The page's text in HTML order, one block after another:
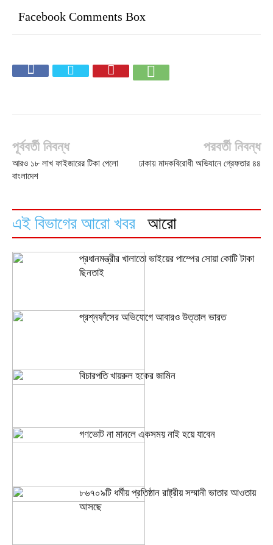
Facebook Comments Box
পূর্ববর্তী নিবন্ধ
আরও ১৮ লাখ ফাইজারের টিকা পেলো
বাংলাদেশ
পরবর্তী নিবন্ধ
ঢাকায় মাদকবিরোধী অভিযানে গ্রেফতার ৪৪
এই বিভাগের আরো খবর আরো
প্রধানমন্ত্রীর খালাতো ভাইয়ের পাম্পের সোয়া কোটি টাকা
ছিনতাই
প্রশ্নফাঁসের অভিযোগে আবারও উত্তাল ভারত
বিচারপতি খায়রুল হকের জামিন
গণভোট না মানলে একসময় নাই হয়ে যাবেন
৮৬৭০৯টি ধর্মীয় প্রতিষ্ঠান রাষ্ট্রীয় সম্মানী ভাতার আওতায়
আসছে